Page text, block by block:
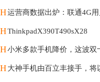
H运营商数据出炉：联通4G
HThinkpadX390T490sX28
H小米多款手机降价，这波双
H大神手机由百立丰接手，将